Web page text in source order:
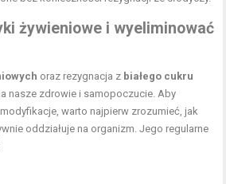
żywieniowe i wyeliminować
oraz rezygnacja z białego cukru
nasze zdrowie i samopoczucie. Aby
warto najpierw zrozumieć, jak
oddziałuje na organizm. Jego regularne